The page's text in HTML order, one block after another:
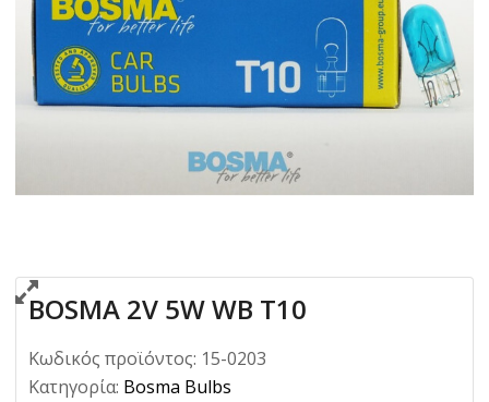
BOSMA 2V 5W WB T10
Κωδικός προϊόντος: 15-0203
Κατηγορία: Bosma Bulbs